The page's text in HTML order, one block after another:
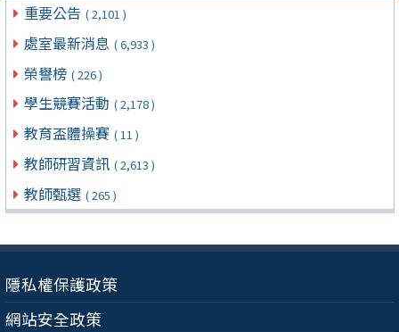
重要公告 ( 2,101 )
處室最新消息 ( 6,933 )
榮譽榜 ( 226 )
學生競賽活動 ( 2,178 )
教育盃體操賽 ( 11 )
教師研習資訊 ( 2,613 )
教師甄選 ( 265 )
隱私權保護政策
網站安全政策